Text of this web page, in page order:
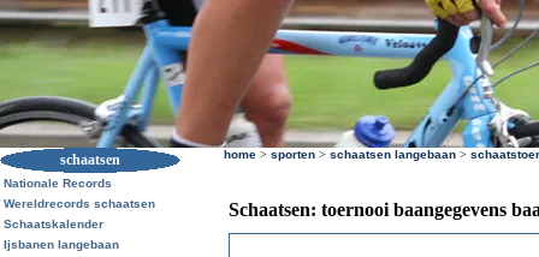
schaatsen
Nationale Records
Wereldrecords schaatsen
Schaatskalender
Ijsbanen langebaan
home > sporten > schaatsen langebaan >
Schaatsen: toernooi baangegevens